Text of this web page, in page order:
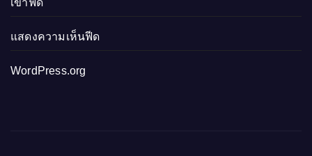
แสดงความเห็นฟีด
WordPress.org